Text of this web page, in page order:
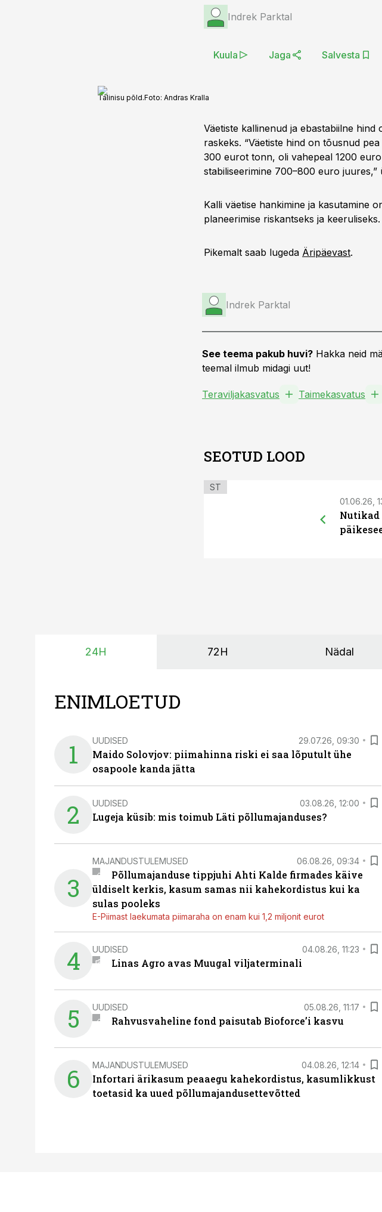
Indrek Parktal
Kuula Jaga Salvesta
Talinisu põld.Foto: Andras Kralla
Väetiste kallinenud ja ebastabiilne
raskeks. “Väetiste hind on tõusnud
300 eurot tonn, oli vahepeal 1200
stabiliseerimine 700–800 euro
Kalli väetise hankimine ja kasutamine
planeerimise riskantseks ja keeruliseks.
Pikemalt saab lugeda Äripäevast.
Indrek Parktal
See teema pakub huvi? Hakka neid
teemal ilmub midagi uut!
Teraviljakasvatus Taimekasvatus
SEOTUD LOOD
ST
01.06.26,
Nutikad
24H 72H Nädal
ENIMLOETUD
1 UUDISED 29.07.26, 09:30
Maido Solovjov: piimahinna riski ei saa lõputult ühe
osapoole kanda jätta
2 UUDISED 03.08.26, 12:00
Lugeja küsib: mis toimub Läti põllumajanduses?
3
MAJANDUSTULEMUSED 06.08.26, 09:34
Põllumajanduse tippjuhi Ahti Kalde firmades käive
üldiselt kerkis, kasum samas nii kahekordistus kui ka
sulas pooleks
E-Piimast laekumata piimaraha on enam kui 1,2 miljonit eurot
4 UUDISED 04.08.26, 11:23
Linas Agro avas Muugal viljaterminali
5 UUDISED 05.08.26, 11:17
Rahvusvaheline fond paisutab Bioforce’i kasvu
6 MAJANDUSTULEMUSED 04.08.26, 12:14
Infortari ärikasum peaaegu kahekordistus, kasumlikkust
toetasid ka uued põllumajandusettevõtted